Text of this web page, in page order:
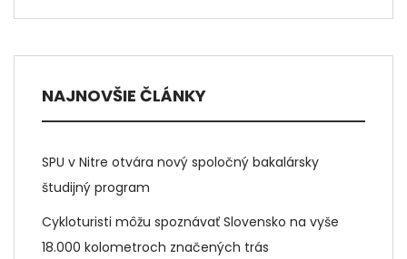
NAJNOVŠIE ČLÁNKY
SPU v Nitre otvára nový spoločný bakalársky
študijný program
Cykloturisti môžu spoznávať Slovensko na vyše
18.000 kolometroch značených trás